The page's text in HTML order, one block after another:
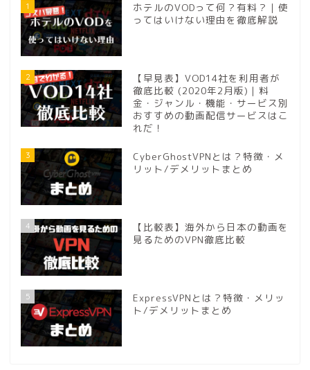
1
ホテルのVODって何？有料？｜使
ってはいけない理由を徹底解説
2
【早見表】VOD14社を利用者が
徹底比較 (2020年2月版)｜料
金・ジャンル・機能・サービス別
おすすめの動画配信サービスはこ
れだ！
3
CyberGhostVPNとは？特徴・メ
リット/デメリットまとめ
4
【比較表】海外から日本の動画を
見るためのVPN徹底比較
5
ExpressVPNとは？特徴・メリッ
ト/デメリットまとめ